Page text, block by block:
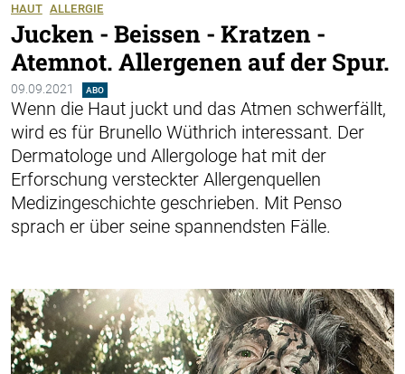
HAUT ALLERGIE
Jucken - Beissen - Kratzen -
Atemnot. Allergenen auf der Spur.
09.09.2021 ABO
Wenn die Haut juckt und das Atmen schwerfällt,
wird es für Brunello Wüthrich interessant. Der
Dermatologe und Allergologe hat mit der
Erforschung versteckter Allergenquellen
Medizingeschichte geschrieben. Mit Penso
sprach er über seine spannendsten Fälle.